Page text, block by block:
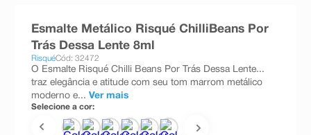
Esmalte Metálico Risqué ChilliBeans Por
Trás Dessa Lente 8ml
RisquéCód: 32472
O Esmalte Risqué Chilli Beans Por Trás Dessa Lente...
traz elegância e atitude com seu tom marrom metálico
moderno e... Ver mais
Selecione a cor:
esmalte
10ºabsorvente